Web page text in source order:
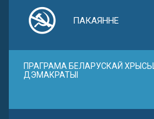
ПАКАЯННЕ
ПРАГРАМА БЕЛАРУСКАЙ
ДЭМАКРАТЫІ